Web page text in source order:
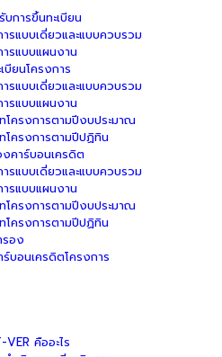
บการขึ้นทะเบียน
รแบบเดี่ยวและแบบควบรวม
ารแบบแผนงาน
บียนโครงการ
รแบบเดี่ยวและแบบควบรวม
ารแบบแผนงาน
โครงการตามปีงบประมาณ
โครงการตามปีปฏิทิน
คาร์บอนเครดิต
รแบบเดี่ยวและแบบควบรวม
ารแบบแผนงาน
โครงการตามปีงบประมาณ
โครงการตามปีปฏิทิน
อง
บอนเครดิตโครงการ
คืออะไร